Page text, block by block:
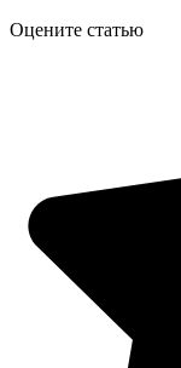
Оцените статью